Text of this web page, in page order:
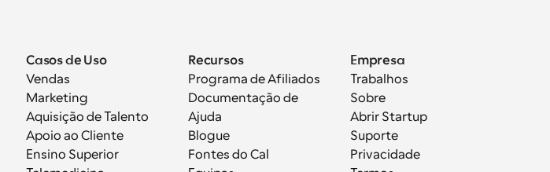
Casos de Uso
Vendas
Marketing
Aquisição de Talento
Apoio ao Cliente
Ensino Superior
Recursos
Programa de Afiliados
Documentação de
Ajuda
Blogue
Fontes do Cal
Empresa
Trabalhos
Sobre
Abrir Startup
Suporte
Privacidade